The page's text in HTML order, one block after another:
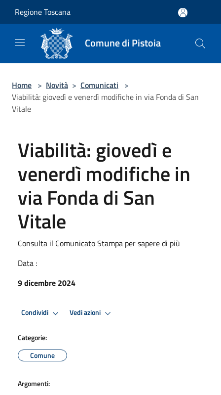
Regione Toscana
Comune di Pistoia
Home > Novità > Comunicati >
Viabilità: giovedì e venerdì modifiche in via Fonda di San
Vitale
Viabilità: giovedì e
venerdì modifiche in
via Fonda di San
Vitale
Consulta il Comunicato Stampa per sapere di più
Data :
9 dicembre 2024
Condividi Vedi azioni
Categorie:
Comune
Argomenti: